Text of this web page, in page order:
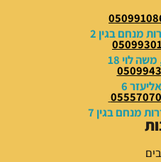
מנחם בגין 2
לוי 18
6
מנחם בגין 7